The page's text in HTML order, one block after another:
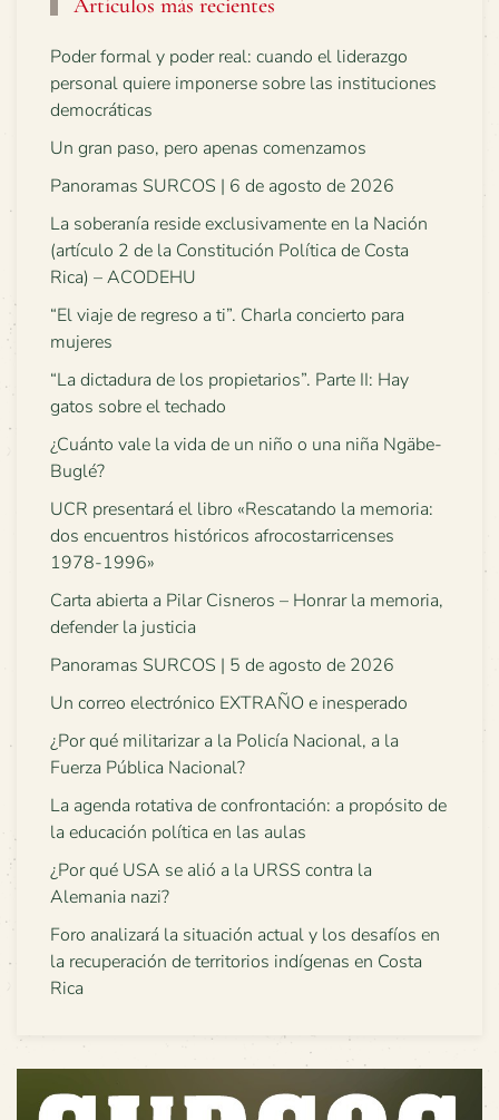
Artículos más recientes
Poder formal y poder real: cuando el liderazgo
personal quiere imponerse sobre las instituciones
democráticas
Un gran paso, pero apenas comenzamos
Panoramas SURCOS | 6 de agosto de 2026
La soberanía reside exclusivamente en la Nación
(artículo 2 de la Constitución Política de Costa
Rica) – ACODEHU
“El viaje de regreso a ti”. Charla concierto para
mujeres
“La dictadura de los propietarios”. Parte II: Hay
gatos sobre el techado
¿Cuánto vale la vida de un niño o una niña Ngäbe-
Buglé?
UCR presentará el libro «Rescatando la memoria:
dos encuentros históricos afrocostarricenses
1978-1996»
Carta abierta a Pilar Cisneros – Honrar la memoria,
defender la justicia
Panoramas SURCOS | 5 de agosto de 2026
Un correo electrónico EXTRAÑO e inesperado
¿Por qué militarizar a la Policía Nacional, a la
Fuerza Pública Nacional?
La agenda rotativa de confrontación: a propósito de
la educación política en las aulas
¿Por qué USA se alió a la URSS contra la
Alemania nazi?
Foro analizará la situación actual y los desafíos en
la recuperación de territorios indígenas en Costa
Rica